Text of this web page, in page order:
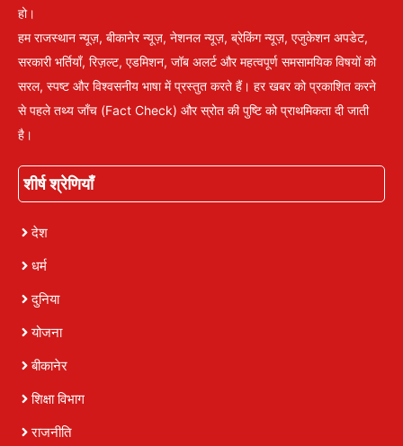
हो।
हम राजस्थान न्यूज़, बीकानेर न्यूज़, नेशनल न्यूज़, ब्रेकिंग न्यूज़, एजुकेशन अपडेट,
सरकारी भर्तियाँ, रिज़ल्ट, एडमिशन, जॉब अलर्ट और महत्वपूर्ण समसामयिक विषयों को
सरल, स्पष्ट और विश्वसनीय भाषा में प्रस्तुत करते हैं। हर खबर को प्रकाशित करने
से पहले तथ्य जाँच (Fact Check) और स्रोत की पुष्टि को प्राथमिकता दी जाती
है।
शीर्ष श्रेणियाँ
देश
धर्म
दुनिया
योजना
बीकानेर
शिक्षा विभाग
राजनीति